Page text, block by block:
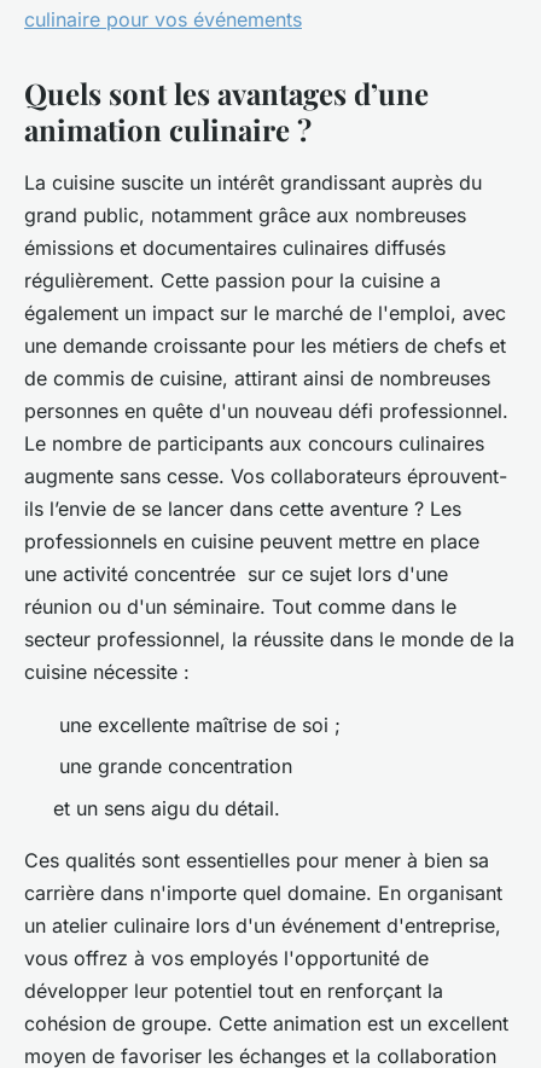
culinaire pour vos événements
Quels sont les avantages d’une
animation culinaire ?
La cuisine suscite un intérêt grandissant auprès du
grand public, notamment grâce aux nombreuses
émissions et documentaires culinaires diffusés
régulièrement. Cette passion pour la cuisine a
également un impact sur le marché de l'emploi, avec
une demande croissante pour les métiers de chefs et
de commis de cuisine, attirant ainsi de nombreuses
personnes en quête d'un nouveau défi professionnel.
Le nombre de participants aux concours culinaires
augmente sans cesse. Vos collaborateurs éprouvent-
ils l’envie de se lancer dans cette aventure ? Les
professionnels en cuisine peuvent mettre en place
une activité concentrée sur ce sujet lors d'une
réunion ou d'un séminaire. Tout comme dans le
secteur professionnel, la réussite dans le monde de la
cuisine nécessite :
une excellente maîtrise de soi ;
une grande concentration
et un sens aigu du détail.
Ces qualités sont essentielles pour mener à bien sa
carrière dans n'importe quel domaine. En organisant
un atelier culinaire lors d'un événement d'entreprise,
vous offrez à vos employés l'opportunité de
développer leur potentiel tout en renforçant la
cohésion de groupe. Cette animation est un excellent
moyen de favoriser les échanges et la collaboration